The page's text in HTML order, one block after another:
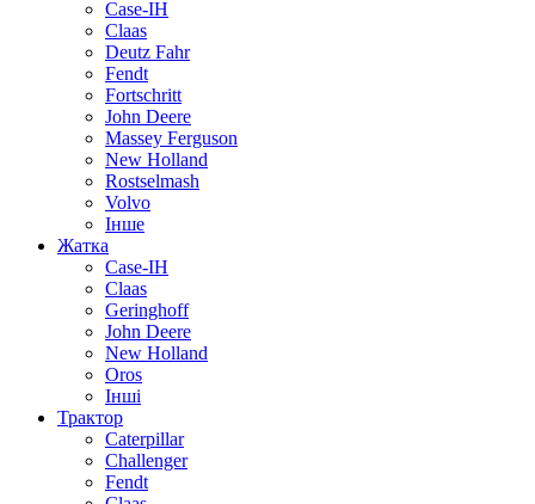
Case-IH
Claas
Deutz Fahr
Fendt
Fortschritt
John Deere
Massey Ferguson
New Holland
Rostselmash
Volvo
Інше
Жатка
Case-IH
Claas
Geringhoff
John Deere
New Holland
Oros
Інші
Трактор
Caterpillar
Challenger
Fendt